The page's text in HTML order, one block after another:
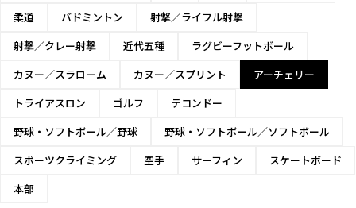
柔道
バドミントン
射撃／ライフル射撃
射撃／クレー射撃
近代五種
ラグビーフットボール
カヌー／スラローム
カヌー／スプリント
アーチェリー
トライアスロン
ゴルフ
テコンドー
野球・ソフトボール／野球
野球・ソフトボール／ソフトボール
スポーツクライミング
空手 サーフィン
スケートボード
本部